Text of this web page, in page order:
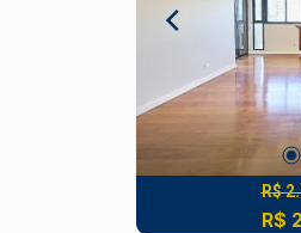
R$
R$